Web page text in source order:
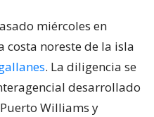
miércoles en
costa noreste de la isla
. La diligencia se
desarrollado
Williams y